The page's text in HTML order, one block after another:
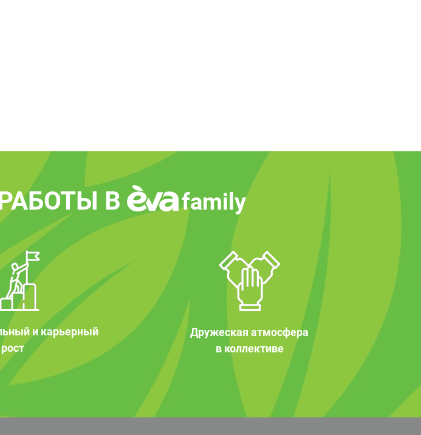
В family
и карьерный
рост
Дружеская атмосфера
в коллективе